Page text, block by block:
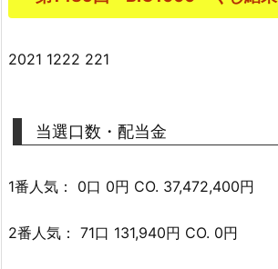
2021 1222 221
当選口数・配当金
1番人気： 0口 0円 CO. 37,472,400円
2番人気： 71口 131,940円 CO. 0円